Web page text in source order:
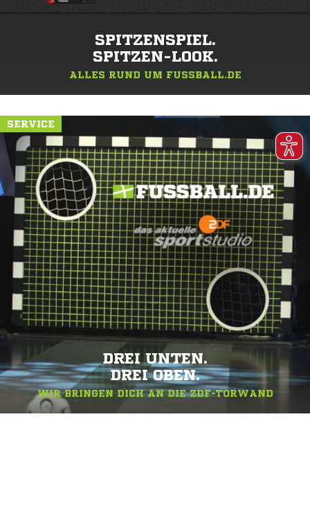
SPITZENSPIEL.
SPITZEN-LOOK.
ALLES RUND UM FUSSBALL.DE
SERVICE
DREI UNTEN.
DREI OBEN.
WIR BRINGEN DICH AN DIE ZDF-TORWAND